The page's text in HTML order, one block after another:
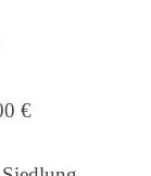
€